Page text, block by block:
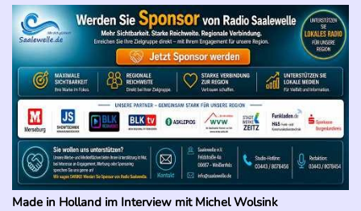
Made in Holland im Interview mit Michel Wolsink